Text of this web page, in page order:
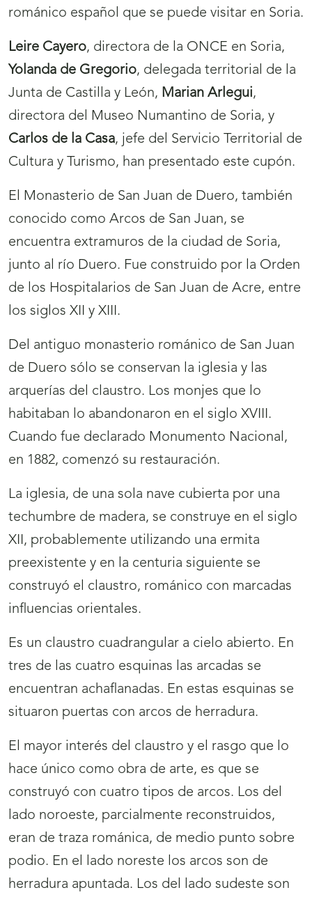
románico español que se puede visitar en Soria.
Leire Cayero, directora de la ONCE en Soria,
Yolanda de Gregorio, delegada territorial de la
Junta de Castilla y León, Marian Arlegui,
directora del Museo Numantino de Soria, y
Carlos de la Casa, jefe del Servicio Territorial de
Cultura y Turismo, han presentado este cupón.
El Monasterio de San Juan de Duero, también
conocido como Arcos de San Juan, se
encuentra extramuros de la ciudad de Soria,
junto al río Duero. Fue construido por la Orden
de los Hospitalarios de San Juan de Acre, entre
los siglos XII y XIII.
Del antiguo monasterio románico de San Juan
de Duero sólo se conservan la iglesia y las
arquerías del claustro. Los monjes que lo
habitaban lo abandonaron en el siglo XVIII.
Cuando fue declarado Monumento Nacional,
en 1882, comenzó su restauración.
La iglesia, de una sola nave cubierta por una
techumbre de madera, se construye en el siglo
XII, probablemente utilizando una ermita
preexistente y en la centuria siguiente se
construyó el claustro, románico con marcadas
influencias orientales.
Es un claustro cuadrangular a cielo abierto. En
tres de las cuatro esquinas las arcadas se
encuentran achaflanadas. En estas esquinas se
situaron puertas con arcos de herradura.
El mayor interés del claustro y el rasgo que lo
hace único como obra de arte, es que se
construyó con cuatro tipos de arcos. Los del
lado noroeste, parcialmente reconstruidos,
eran de traza románica, de medio punto sobre
podio. En el lado noreste los arcos son de
herradura apuntada. Los del lado sudeste son